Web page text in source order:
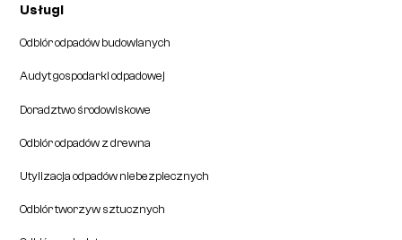
Usługi
Odbiór odpadów budowlanych
Audyt gospodarki odpadowej
Doradztwo środowiskowe
Odbiór odpadów z drewna
Utylizacja odpadów niebezpiecznych
Odbiór tworzyw sztucznych